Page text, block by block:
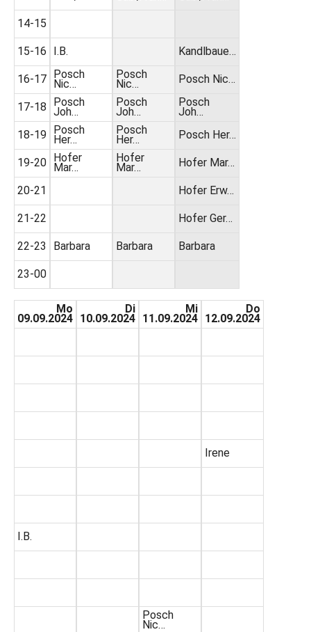
14-15
15-16
16-17
17-18
18-19
19-20
20-21
21-22
22-23
23-00
I.B.
Posch
Nic…
Posch
Joh…
Posch
Her…
Hofer
Mar…
Barbara
Posch
Nic…
Posch
Joh…
Posch
Her…
Hofer
Mar…
Barbara
Kandlbaue…
Posch Nic…
Posch
Joh…
Posch Her…
Hofer Mar…
Hofer Erw…
Hofer Ger…
Barbara
Mo
09.09.2024
I.B.
Di
10.09.2024
Mi
11.09.2024
Posch
Nic…
Do
12.09.2024
Irene